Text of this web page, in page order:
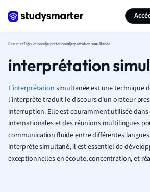
ResumesTraductioninterprétationinterprétation simultanée
interprétation
L'interprétation simultanée est une technique
l'interprète traduit le discours d'un orateur
interruption. Elle est couramment utilisée dans
internationales et des réunions multilingues
communication fluide entre différentes
interprète simultané, il est essentiel de
exceptionnelles en écoute, concentration, et